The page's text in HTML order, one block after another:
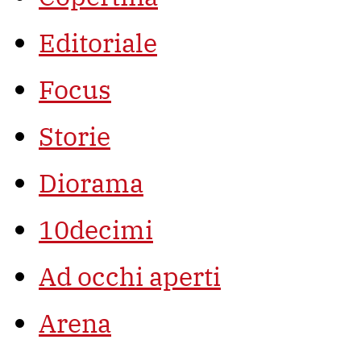
Editoriale
Focus
Storie
Diorama
10decimi
Ad occhi aperti
Arena